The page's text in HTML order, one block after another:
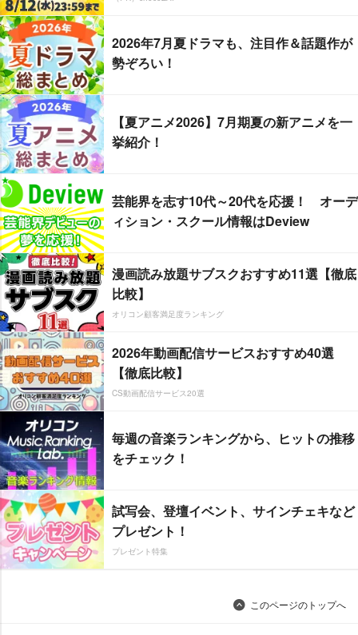
2026年7月夏ドラマも、注目作＆話題作が
勢ぞろい！
【夏アニメ2026】7月期夏の新アニメを一
挙紹介！
芸能界を志す10代～20代を応援！ オーデ
ィション・スクール情報はDeview
漫画読み放題サブスクおすすめ11選【徹底
比較】
オリコン顧客満足度ランキング
2026年動画配信サービスおすすめ40選
【徹底比較】
CS動画配信サービス20選
毎週の音楽ランキングから、ヒットの推移
をチェック！
試写会、登壇イベント、サインチェキなど
プレゼント！
プレゼント特集
このページのトップへ